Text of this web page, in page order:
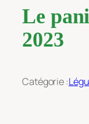
Le
2023
Catégorie :